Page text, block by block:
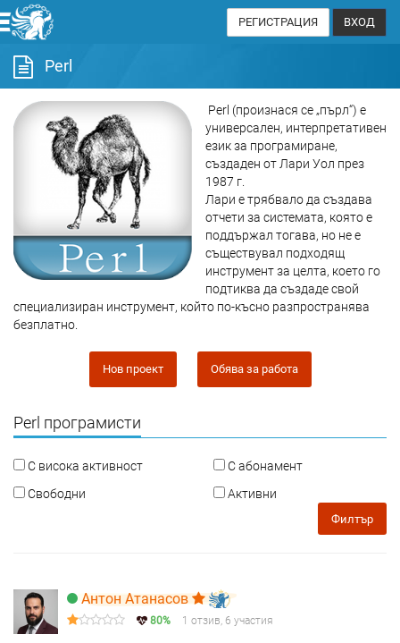
РЕГИСТРАЦИЯ ВХОД
Perl
Perl (произнася се „пърл“) е
универсален, интерпретативен
език за програмиране,
създаден от Лари Уол през
1987 г.
Лари е трябвало да създава
отчети за системата, която е
поддържал тогава, но не е
съществувал подходящ
инструмент за целта, което го
подтиква да създаде свой
специализиран инструмент, който по-късно разпространява
безплатно.
Нов проект Обява за работа
Perl програмисти
С висока активност
С абонамент
Свободни
Активни
Филтър
Антон Атанасов
80% 1 отзив, 6 участия